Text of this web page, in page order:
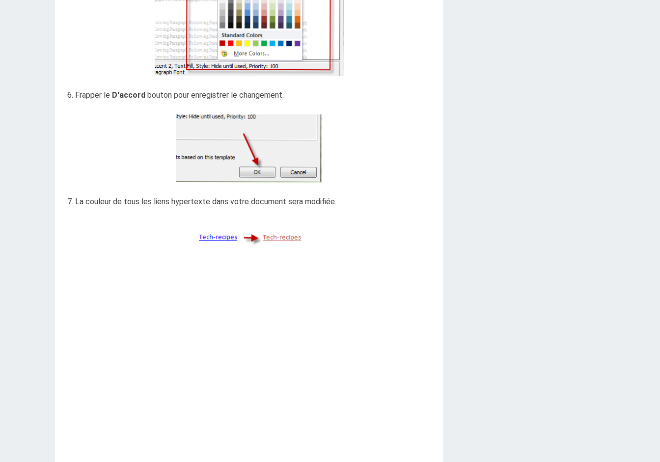
6. Frapper le D'accord bouton pour enregistrer le changement.
7. La couleur de tous les liens hypertexte dans votre document sera modifiée.